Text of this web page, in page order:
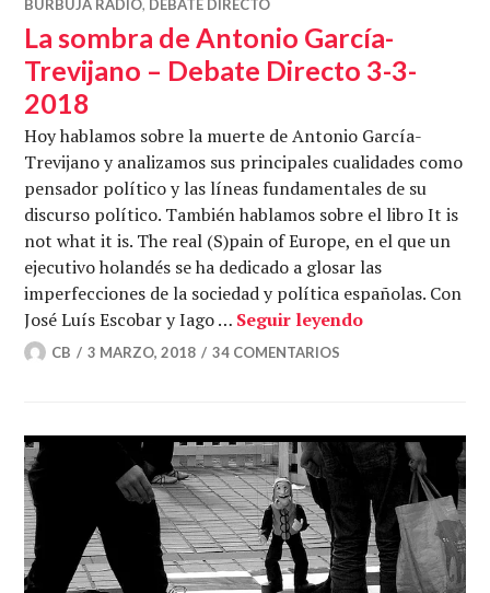
BURBUJA RADIO, DEBATE DIRECTO
La sombra de Antonio García-
Trevijano – Debate Directo 3-3-
2018
Hoy hablamos sobre la muerte de Antonio García-
Trevijano y analizamos sus principales cualidades como
pensador político y las líneas fundamentales de su
discurso político. También hablamos sobre el libro It is
not what it is. The real (S)pain of Europe, en el que un
ejecutivo holandés se ha dedicado a glosar las
imperfecciones de la sociedad y política españolas. Con
José Luís Escobar y Iago … Seguir leyendoLa sombra de
CB 3 MARZO, 2018 34 COMENTARIOS